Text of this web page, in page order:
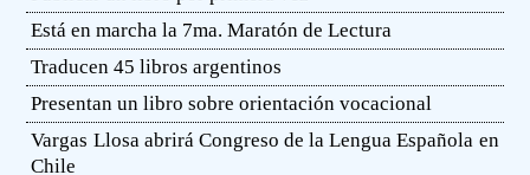
Está en marcha la 7ma. Maratón de Lectura
Traducen 45 libros argentinos
Presentan un libro sobre orientación vocacional
Vargas Llosa abrirá Congreso de la Lengua Española en
Chile